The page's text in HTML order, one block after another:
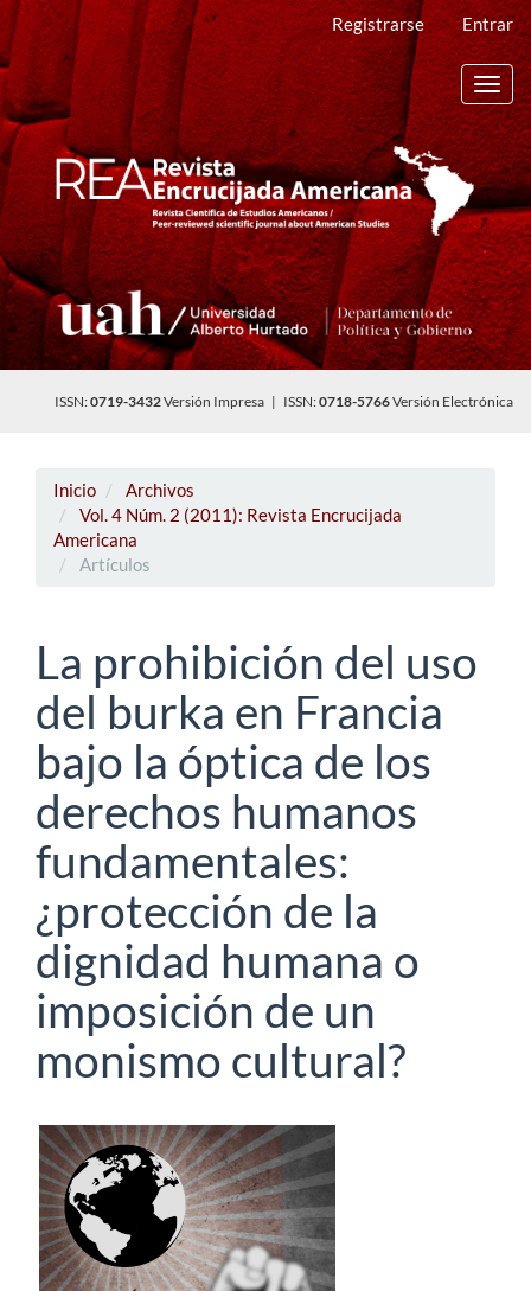
Navegación
principal
Contenido
principal
Barra
lateral
Registrarse Entrar
ISSN:0719-3432Versión Impresa | ISSN:0718-5766Versión Electrónica
Inicio
Archivos
Vol. 4 Núm. 2 (2011): Revista Encrucijada
Americana
Artículos
La prohibición del uso
del burka en Francia
bajo la óptica de los
derechos humanos
fundamentales:
¿protección de la
dignidad humana o
imposición de un
monismo cultural?
Barra
lateral
del
artículo